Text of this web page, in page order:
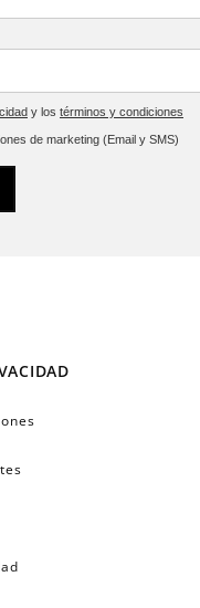
y los términos y condiciones
de marketing (Email y SMS)